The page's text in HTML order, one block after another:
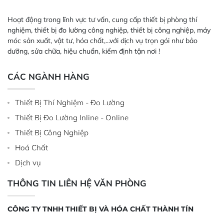
Hoạt động trong lĩnh vực tư vấn, cung cấp thiết bị phòng thí
nghiệm, thiết bị đo lường công nghiệp, thiết bị công nghiệp, máy
móc sản xuất, vật tư, hóa chất,...với dịch vụ trọn gói như bảo
dưỡng, sửa chữa, hiệu chuẩn, kiểm định tận nơi !
CÁC NGÀNH HÀNG
Thiết Bị Thí Nghiệm - Đo Lường
Thiết Bị Đo Lường Inline - Online
Thiết Bị Công Nghiệp
Hoá Chất
Dịch vụ
THÔNG TIN LIÊN HỆ VĂN PHÒNG
CÔNG TY TNHH THIẾT BỊ VÀ HÓA CHẤT THÀNH TÍN